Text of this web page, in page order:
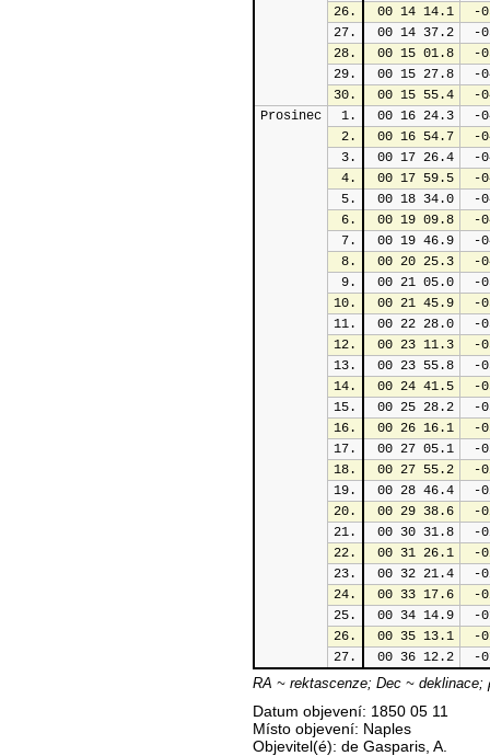
26.
00 14 14.1
-
27.
00 14 37.2
-
28.
00 15 01.8
-
29.
00 15 27.8
-
30.
00 15 55.4
-
Prosinec
1. 00 16 24.3
-
2.
00 16 54.7
-
3.
00 17 26.4
-
4.
00 17 59.5
-
5.
00 18 34.0
-
6.
00 19 09.8
-
7.
00 19 46.9
-
8.
00 20 25.3
-
9.
00 21 05.0
-
10.
00 21 45.9
-
11.
00 22 28.0
-
12.
00 23 11.3
-
13.
00 23 55.8
-
14.
00 24 41.5
-
15.
00 25 28.2
-
16.
00 26 16.1
-
17.
00 27 05.1
-
18.
00 27 55.2
-
19.
00 28 46.4
-
20.
00 29 38.6
-
21.
00 30 31.8
-
22.
00 31 26.1
-
23.
00 32 21.4
-
24.
00 33 17.6
-
25.
00 34 14.9
-
26.
00 35 13.1
-
27.
00 36 12.2 -
RA ~ rektascenze; Dec ~
Datum objevení: 1850 05 11
Místo objevení: Naples
Objevitel(é): de Gasparis, A.